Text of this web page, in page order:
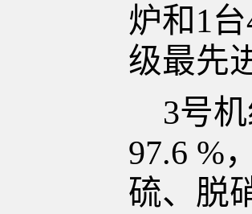
炉和 1台
级最先
3号机
97.6 %
硫、 脱